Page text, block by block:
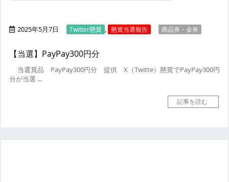
2025年5月7日 Twitter懸賞 , 懸賞当選報告 商品券・金券
【当選】PayPay300円分
当選賞品 PayPay300円分 提供 X（Twitte）懸賞でPayPay300円
分が当選 ...
記事を読む